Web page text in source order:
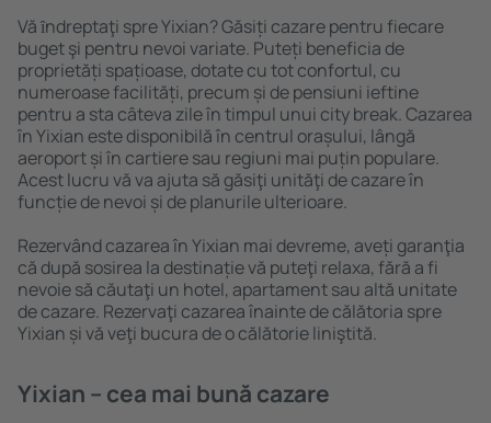
Vă ȋndreptaţi spre Yixian? Găsiți cazare pentru fiecare
buget şi pentru nevoi variate. Puteți beneficia de
proprietăți spațioase, dotate cu tot confortul, cu
numeroase facilități, precum și de pensiuni ieftine
pentru a sta câteva zile în timpul unui city break. Cazarea
în Yixian este disponibilă în centrul orașului, lângă
aeroport și în cartiere sau regiuni mai puțin populare.
Acest lucru vă va ajuta să găsiţi unităţi de cazare în
funcție de nevoi și de planurile ulterioare.
Rezervând cazarea în Yixian mai devreme, aveți garanţia
că după sosirea la destinație vă puteţi relaxa, fără a fi
nevoie să căutaţi un hotel, apartament sau altă unitate
de cazare. Rezervaţi cazarea înainte de călătoria spre
Yixian și vă veţi bucura de o călătorie liniştită.
Yixian – cea mai bună cazare